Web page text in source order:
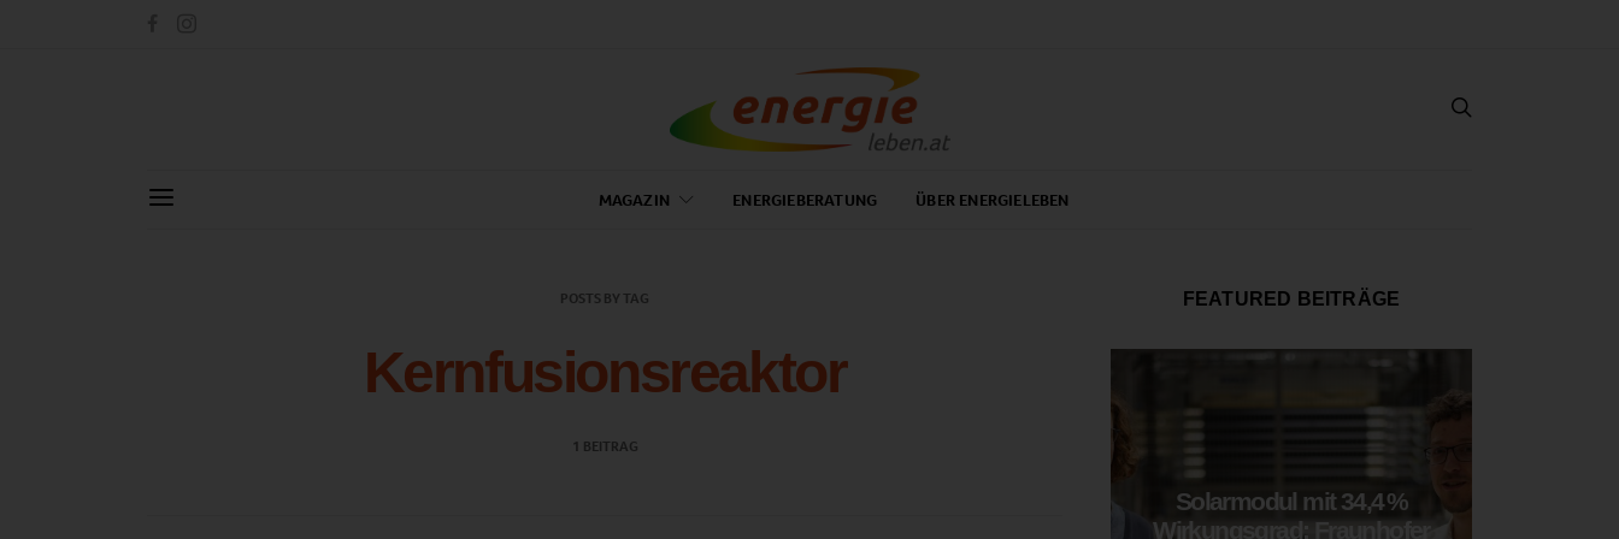
MAGAZIN ENERGIEBERATUNG ÜBER ENERGIELEBEN
POSTS BY TAG
Kernfusionsreaktor
1 BEITRAG
FEATURED BEITRÄGE
Solarmodul mit 34,4 %
Wirkungsgrad: Fraunhofer